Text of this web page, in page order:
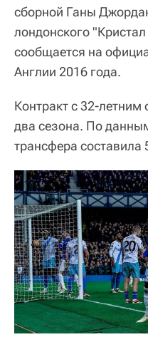
сборной Ганы
лондонского
сообщается на
Англии 2016 года.
Контракт с 32-
два сезона. По
трансфера